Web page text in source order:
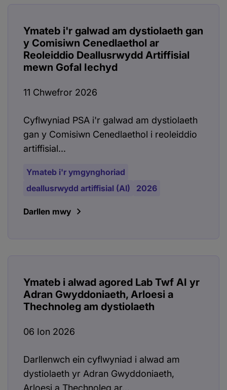
Ymateb i'r galwad am dystiolaeth gan
y Comisiwn Cenedlaethol ar
Reoleiddio Deallusrwydd Artiffisial
mewn Gofal Iechyd
11 Chwefror 2026
Cyflwyniad PSA i'r galwad am dystiolaeth
gan y Comisiwn Cenedlaethol i reoleiddio
artiffisial...
Ymateb i'r ymgynghoriad
deallusrwydd artiffisial (AI)
2026
Darllen mwy
Ymateb i alwad agored Lab Twf AI yr
Adran Gwyddoniaeth, Arloesi a
Thechnoleg am dystiolaeth
06 Ion 2026
Darllenwch ein cyflwyniad i alwad am
dystiolaeth yr Adran Gwyddoniaeth,